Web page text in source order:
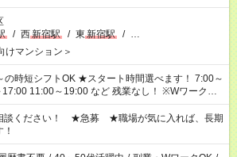
/ 西新宿駅 / 東 新宿駅 / …
けマンション＞
★スタート時間選べます！ 7:00～
11:00～19:00 など 残業なし！ ※Wワークの
仕事と合わせ週40時間超の就業はご案内できませ
づき、週20時間以上勤務は社会保険への加入対象
働者派遣法（日雇い派遣の原則禁止）により、
間の就業はご案内が難しい場合があります
談ください！ ★急募 ★職場が気に入れば、長期